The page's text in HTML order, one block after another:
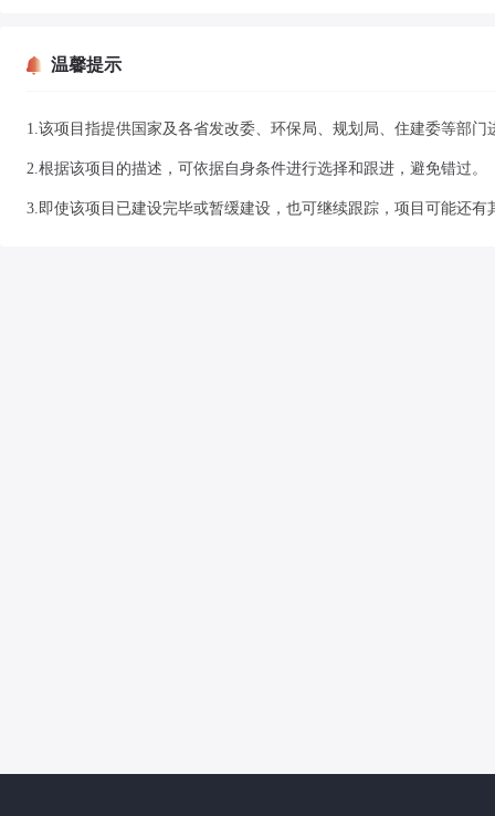
温馨提示
1.该项目指提供国家及各省发改委、环保局、规划局、住建委等部
2.根据该项目的描述，可依据自身条件进行选择和跟进，避免错过。
3.即使该项目已建设完毕或暂缓建设，也可继续跟踪，项目可能还有